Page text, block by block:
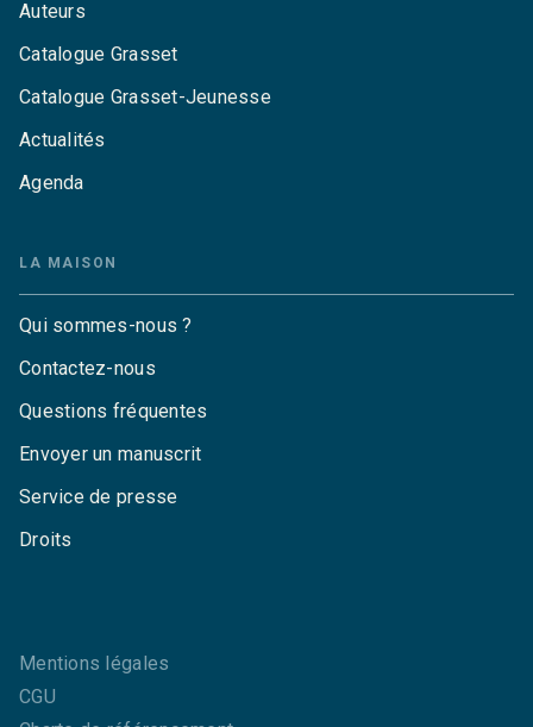
Auteurs
Catalogue Grasset
Catalogue Grasset-Jeunesse
Actualités
Agenda
LA MAISON
Qui sommes-nous ?
Contactez-nous
Questions fréquentes
Envoyer un manuscrit
Service de presse
Droits
Mentions légales
CGU